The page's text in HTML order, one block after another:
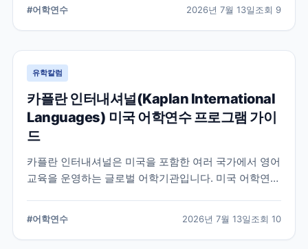
할 내용을 정리합니다.
#어학연수 2026년 7월 13일조회 9
유학칼럼
카플란 인터내셔널(Kaplan International
Languages) 미국 어학연수 프로그램 가이
드
카플란 인터내셔널은 미국을 포함한 여러 국가에서 영어
교육을 운영하는 글로벌 어학기관입니다. 미국 어학연수
#어학연수 2026년 7월 13일조회 10